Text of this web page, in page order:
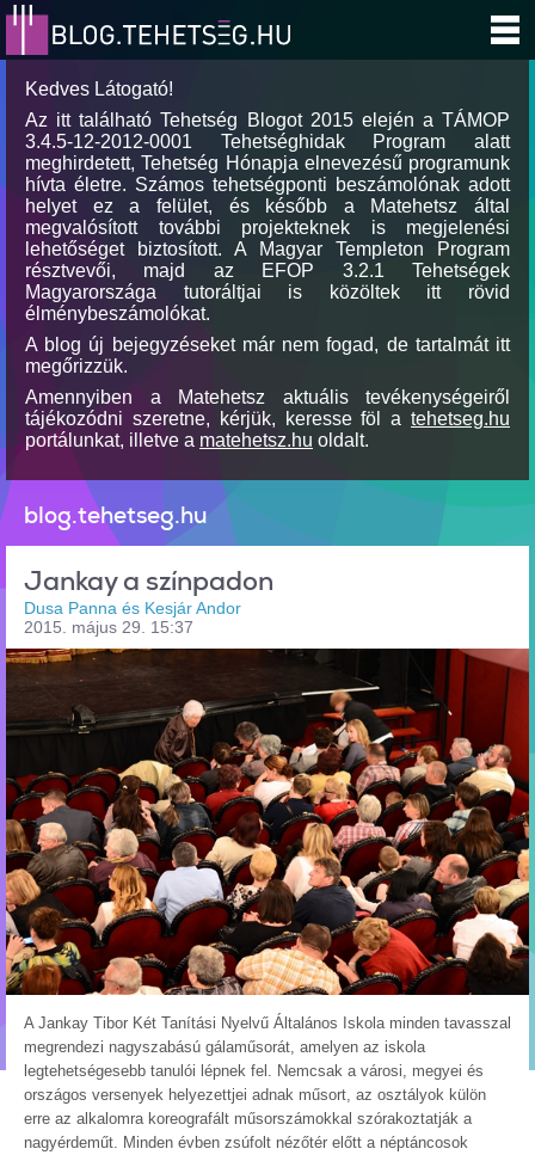
Kedves Látogató!
Az itt található Tehetség Blogot 2015 elején a TÁMOP
3.4.5-12-2012-0001 Tehetséghidak Program alatt
meghirdetett, Tehetség Hónapja elnevezésű programunk
hívta életre. Számos tehetségponti beszámolónak adott
helyet ez a felület, és később a Matehetsz által
megvalósított további projekteknek is megjelenési
lehetőséget biztosított. A Magyar Templeton Program
résztvevői, majd az EFOP 3.2.1 Tehetségek
Magyarországa tutoráltjai is közöltek itt rövid
élménybeszámolókat.
A blog új bejegyzéseket már nem fogad, de tartalmát itt
megőrizzük.
Amennyiben a Matehetsz aktuális tevékenységeiről
tájékozódni szeretne, kérjük, keresse föl a tehetseg.hu
portálunkat, illetve a matehetsz.hu oldalt.
blog.tehetseg.hu
Jankay a színpadon
Dusa Panna és Kesjár Andor
2015. május 29. 15:37
A Jankay Tibor Két Tanítási Nyelvű Általános Iskola minden tavasszal
megrendezi nagyszabású gálaműsorát, amelyen az iskola
legtehetségesebb tanulói lépnek fel. Nemcsak a városi, megyei és
országos versenyek helyezettjei adnak műsort, az osztályok külön
erre az alkalomra koreografált műsorszámokkal szórakoztatják a
nagyérdeműt. Minden évben zsúfolt nézőtér előtt a néptáncosok